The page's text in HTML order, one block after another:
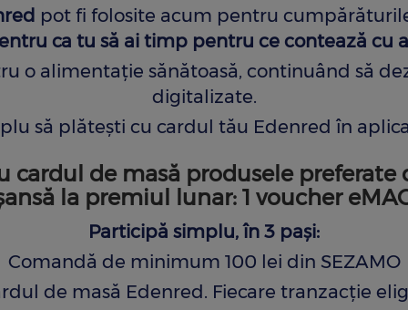
pot fi folosite acum pentru
ca tu să ai timp pentru ce contează cu
o alimentație sănătoasă, continuând să
digitalizate.
să plăteşti cu cardul tău Edenred în
cardul de masă produsele
la premiul lunar: 1 voucher
Participă simplu, în 3 pași:
Comandă de minimum 100 lei din SEZAMO
de masă Edenred. Fiecare tranzacție